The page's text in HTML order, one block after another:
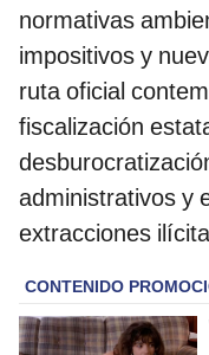
normativas
impositivos y
ruta oficial
fiscalización
administrativos y
extracciones